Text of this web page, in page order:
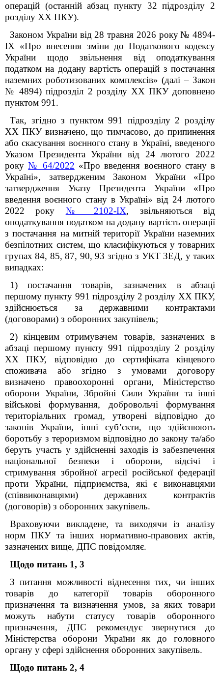
операцій (останній абзац пункту 32 підрозділу 2
розділу XX ПКУ).
Законом України від 28 травня 2026 року № 4894-
IX «Про внесення зміни до Податкового кодексу
України щодо звільнення від оподаткування
податком на додану вартість операцій з постачання
наземних роботизованих комплексів» (далі – Закон
№ 4894)підрозділ 2 розділу XX ПКУ доповнено
пунктом 991 .
Так, згідно з пунктом 991
підрозділу 2 розділу
XX ПКУ визначено, що тимчасово, до припинення
або скасування воєнного стану в Україні, введеного
Указом Президента України від 24 лютого 2022
року№ 64/2022 «Про введення воєнного стану в
Україні», затвердженим Законом України «Про
затвердження Указу Президента України «Про
введення воєнного стану в Україні» від 24 лютого
2022 року № 2102-IX, звільняються від
оподаткування податком на додану вартість операції
з постачання на митній території України наземних
безпілотних систем, що класифікуються у товарних
групах 84, 85, 87, 90, 93 згідно з УКТ ЗЕД, у таких
випадках:
1) постачання товарів, зазначених в абзаці
першому пункту 991 підрозділу 2 розділу XX ПКУ,
здійснюється за державними контрактами
(договорами) з оборонних закупівель;
2) кінцевим отримувачем товарів, зазначених в
абзаці першому пункту 991
підрозділу 2 розділу
XX ПКУ, відповідно до сертифіката кінцевого
споживача або згідно з умовами договору
визначено правоохоронні органи, Міністерство
оборони України, Збройні Сили України та інші
військові формування, добровольчі формування
територіальних громад, утворені відповідно до
законів України, інші суб’єкти, що здійснюють
боротьбу з тероризмом відповідно до закону та/або
беруть участь у здійсненні заходів із забезпечення
національної безпеки і оборони, відсічі і
стримування збройної агресії російської федерації
проти України, підприємства, які є виконавцями
(співвиконавцями) державних контрактів
(договорів) з оборонних закупівель.
Враховуючи викладене, та виходячи із аналізу
норм ПКУ та інших нормативно-правових актів,
зазначених вище, ДПС повідомляє.
Щодо питань 1, 3
З питання можливості віднесення тих, чи інших
товарів до категорії товарів оборонного
призначення та визначення умов, за яких товари
можуть набути статусу товарів оборонного
призначення, ДПС рекомендує звернутися до
Міністерства оборони України як до головного
органу у сфері здійснення оборонних закупівель.
Щодо питань 2, 4